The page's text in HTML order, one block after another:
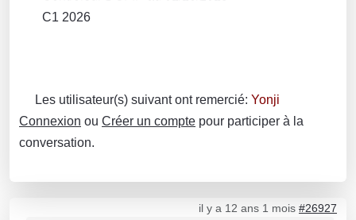
C1 2026
Les utilisateur(s) suivant ont remercié: Yonji
Connexion ou Créer un compte pour participer à la
conversation.
il y a 12 ans 1 mois #26927